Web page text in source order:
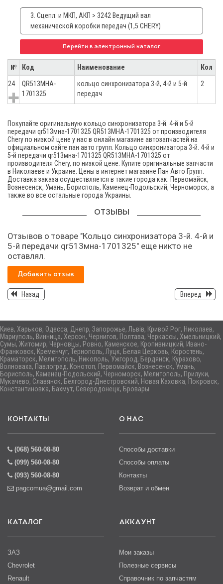
3. Сцепл. и МКП, АКП > 3242 Ведущий вал
механической коробки передач (1,5 CHERY)
Перейти в электронный каталог
№ Код Наименование Кол
24
QR513MHA-
1701325
кольцо синхронизатора 3-й, 4-й и 5-й
передач
2
Покупайте оригинальную кольцо синхронизатора 3-й. 4-й и 5-й
передачи qr513мна-1701325 QR513MHA-1701325 от производителя
Chery по низкой цене у нас в онлайн магазине автозапчастей на
официальном сайте пан авто групп. Кольцо синхронизатора 3-й. 4-й и
5-й передачи qr513мна-1701325 QR513MHA-1701325 от
производителя Chery, по низкой цене. Купите оригинальные запчасти
в Николаеве и Украине. Цены в интернет магазине Пан Авто Групп.
Доставка заказа осуществляется в такие города как: Первомайск,
Вознесенск, Умань, Борисполь, Каменец-Подольский, Черноморск, а
также во все остальные города Украины.
ОТЗЫВЫ
Отзывов о товаре "Кольцо синхронизатора 3-й. 4-й и
5-й передачи qr513мна-1701325" еще никто не
оставлял.
Добавить отзыв
Назад Вперед
Киев, Харьков, Одесса, Днепр, Запорожье, Львів, Кривой Рог, Николаев,
Мариуполь, Винница, Херсон, Чернигов, Полтава, Черкассы, Хмельницкий,
Сумы, Житомир, Черновцы, Ровно, Каменское, Кропивницкий, Ивано-
Франковск, Кременчуг, Тернополь, Луцк, Белая Церковь, Коростень,
Краматорск, Мелитополь, Никополь, Ужгород, Бердянск, Курахово,
Волноваха, Павлоград, Конотоп, Первомайск, Вознесенск, Умань,
Борисполь, Каменец-Подольский, Черноморск, Мелитополь, Прилуки,
Мукачево, Славянск, Белгород-Днестровский, Новая Каховка, Покровск,
Константиновка, Бахмут, Северодонецк, Бровары
КОНТАКТЫ
(068) 560-08-80
(099) 560-08-80
(093) 560-08-80
pagcomua@gmail.com
О НАС
Способы доставки
Способы оплаты
Контакты
Возврат и обмен
КАТАЛОГ
ЗАЗ
Chevrolet
Renault
АККАУНТ
Мои заказы
Полезные сервисы
Справочник по запчастям